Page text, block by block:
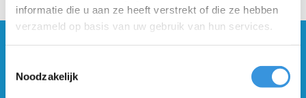
informatie die u aan ze heeft verstrekt of die ze hebben
verzameld op basis van uw gebruik van hun services.
Noodzakelijk
Blijf op de hoogte en schrijf je in voor onze